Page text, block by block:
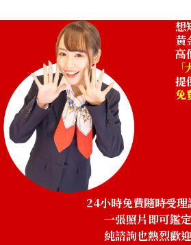
NTD 308,000
想
黃
高
提
免
24小時免費隨時受理
一張照片即可鑑定
純諮詢也熱烈歡迎